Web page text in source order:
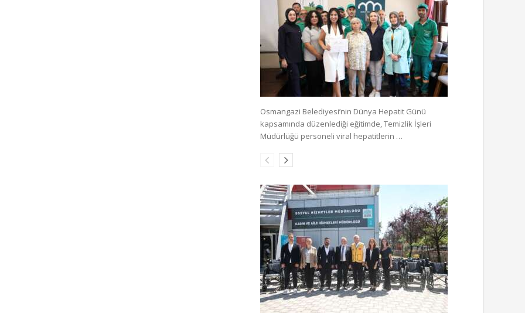
Osmangazi Belediyesi’nin Dünya Hepatit Günü
kapsamında düzenlediği eğitimde, Temizlik İşleri
Müdürlüğü personeli viral hepatitlerin …